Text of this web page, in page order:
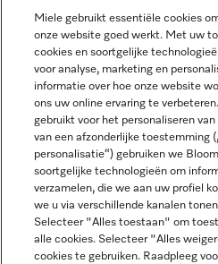
Wettelijke Informatie
Algemene voorwaarden
Privacybeleid
Miele op Facebook
Miele op Youtube
Miele op Instagram
Miele op
Miele gebruikt essentiële cookies
onze website goed werkt. Met uw
cookies en soortgelijke
voor analyse, marketing en
informatie over hoe onze website
ons uw online ervaring te
gebruikt voor het personaliseren
van een afzonderlijke toestemming
personalisatie“) gebruiken we
soortgelijke technologieën om
verzamelen, die we aan uw profiel
we u via verschillende kanalen
Selecteer "Alles toestaan" om
alle cookies. Selecteer "Alles
cookies te gebruiken. Raadpleeg